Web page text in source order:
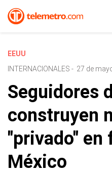
EEUU
INTERNACIONALES - 27 de
Seguidores
construyen
"privado" en
México